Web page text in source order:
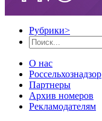
Рубрики>
О нас
Россельхознадзор
Партнеры
Архив номеров
Рекламодателям